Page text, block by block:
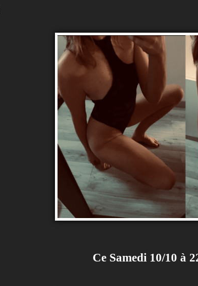
Ce Samedi 10/10 à